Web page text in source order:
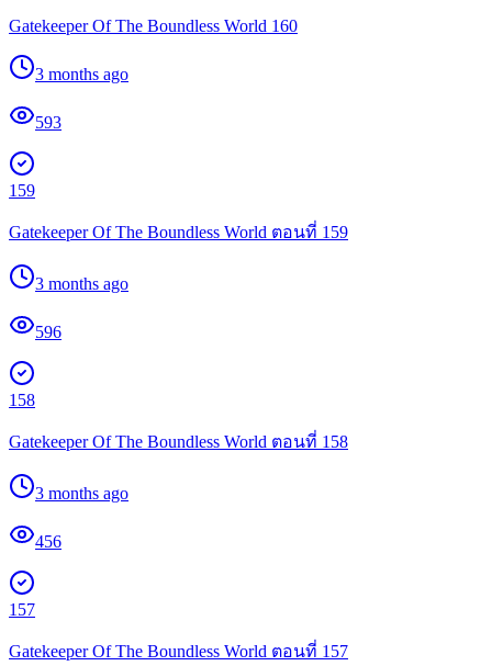
Gatekeeper Of The Boundless World 160
3 months ago
593
159
Gatekeeper Of The Boundless World ตอนที่ 159
3 months ago
596
158
Gatekeeper Of The Boundless World ตอนที่ 158
3 months ago
456
157
Gatekeeper Of The Boundless World ตอนที่ 157